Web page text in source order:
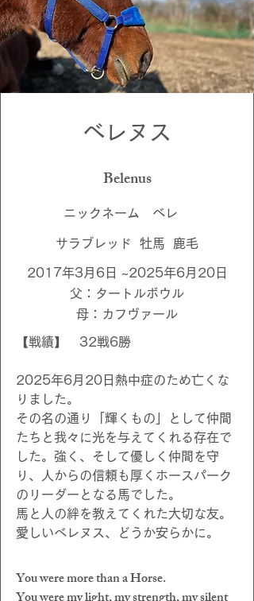
ベレヌス
Belenus
ニックネーム ベレ
サラブレッド 牡馬 鹿毛
2017年3月6日 ~2025年6月20日
父：タートルボウル
​母：カフヴァール
【戦績】 32戦6勝
2025年6月20日熱中症のため亡くな
りました。
その名の通り「輝くもの」として仲間
たちと我々に光を与えてくれる存在で
した。強く、そして優しく仲間を守
り、人からの信頼も厚くホースパーク
のリーダーとなる馬でした。
馬と人の絆を教えてくれた大切な友。
愛しいべレヌス、どうか安らかに。
You were more than a Horse.